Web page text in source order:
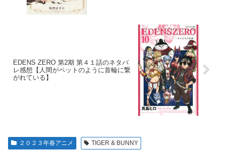
EDENS ZERO 第2期 第４１話のネタバ
レ感想【人間がペットのように首輪に繋
がれている】
２０２３年春アニメ TIGER & BUNNY